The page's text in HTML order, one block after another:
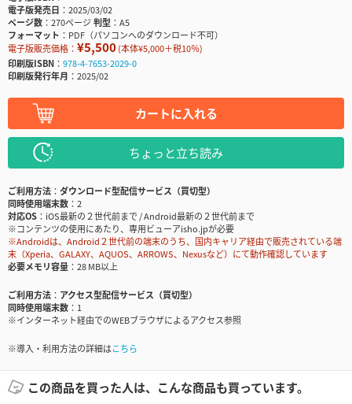
電子版発売日
2025/03/02
ページ数
270ページ判型
A5
フォーマット
PDF（パソコンへのダウンロード不可）
電子版販売価格： ¥5,500(本体¥5,000＋税10％)
印刷版ISBN
978-4-7653-2029-0
印刷版発行年月
2025/02
カートに入れる
ちょっと立ち読み
ご利用方法
ダウンロード型配信サービス（買切型）
同時使用端末数
2
対応OS
iOS最新の２世代前まで / Android最新の２世代前まで
※コンテンツの使用にあたり、専用ビューアisho.jpが必要
※Androidは、Android２世代前の端末のうち、国内キャリア経由で販売されている端
末（Xperia、GALAXY、AQUOS、ARROWS、Nexusなど）にて動作確認しています
必要メモリ容量
28 MB以上
ご利用方法
アクセス型配信サービス（買切型）
同時使用端末数
1
※インターネット経由でのWEBブラウザによるアクセス参照
※導入・利用方法の詳細はこちら
この商品を買った人は、こんな商品も買っています。